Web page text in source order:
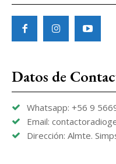
Datos de
Whatsapp: +56 9
Email:
Dirección: Almte.